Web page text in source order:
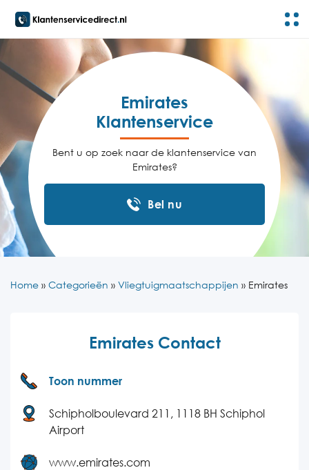
Emirates
Klantenservice
Bent u op zoek naar de klantenservice van
Emirates?
Bel nu
Home » Categorieën » Vliegtuigmaatschappijen » Emirates
Emirates Contact
Toon nummer
Schipholboulevard 211, 1118 BH Schiphol
Airport
www.emirates.com